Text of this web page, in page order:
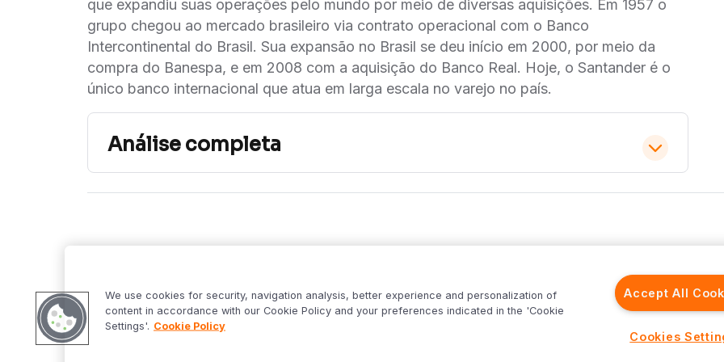
que expandiu suas operações pelo mundo por meio de diversas aquisições. Em 1957 o
grupo chegou ao mercado brasileiro via contrato operacional com o Banco
Intercontinental do Brasil. Sua expansão no Brasil se deu início em 2000, por meio da
compra do Banespa, e em 2008 com a aquisição do Banco Real. Hoje, o Santander é o
único banco internacional que atua em larga escala no varejo no país.
Análise completa
Muitos ajustes e qualidade de crédito
melhora
O resultado do Santander no 2T23 veio abaixo das nossas expectativas e do
Inter Forecast
Criptoworld
Renda Variável
Renda Fixa
Inter Strategy
Inter News RV
Inter News RF
Top Funds
We use cookies for security, navigation analysis, better experience and personalization of
content in accordance with our Cookie Policy and your preferences indicated in the 'Cookie
Settings'. Cookie Policy
Accept All
Cookies